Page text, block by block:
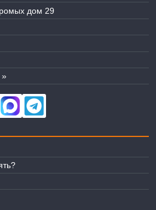
дом 29
»